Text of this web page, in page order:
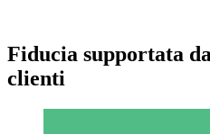
Fiducia supportata
clienti